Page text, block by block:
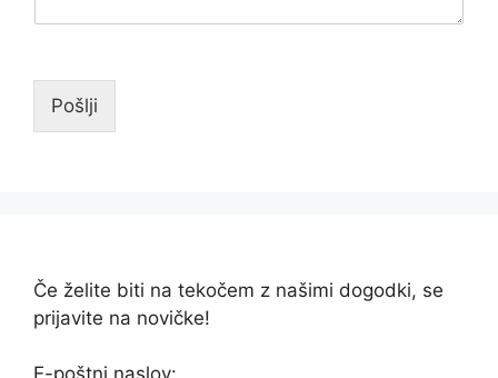
Pošlji
Če želite biti na tekočem z našimi dogodki, se
prijavite na novičke!